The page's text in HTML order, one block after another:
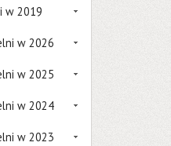
w 2019
w 2026
w 2025
w 2024
w 2023